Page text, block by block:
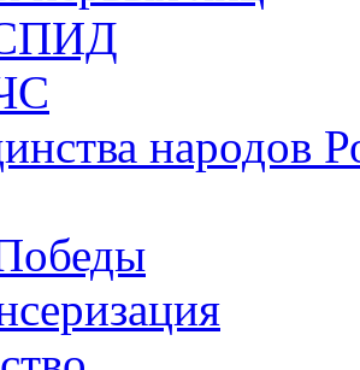
народов